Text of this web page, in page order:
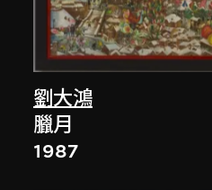
劉大鴻
臘月
1987